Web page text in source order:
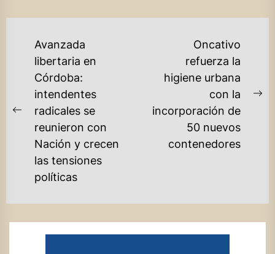
NAVEGACIÓN
ENTRADAS
Previous
post:
Avanzada
libertaria en
Córdoba:
intendentes
radicales se
reunieron con
Nación y crecen
las tensiones
políticas
Oncativo
refuerza la
higiene urbana
con la
incorporación de
50 nuevos
contenedores